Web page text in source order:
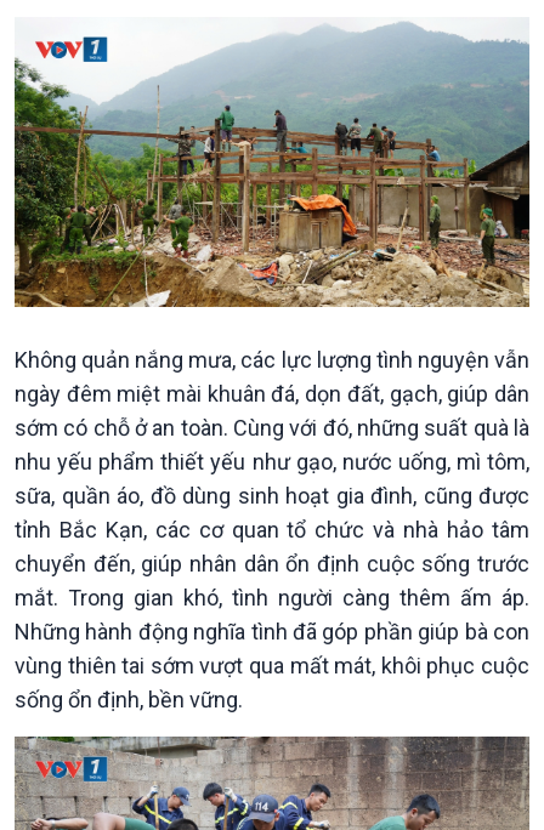
Nhận diện sự thật
Pháp luật và đời sống
Biên cương - Một dải vững
Tin Kinh tế
Trước giờ mở cửa
Dòng chảy Kinh tế
Sức sống hàng Việt
Khởi nghiệp
Tuyên chiến với gian lận
thương mại
Tin Nông nghiệp & Biển
đảo
Mùa vàng
Biển đảo Việt Nam
Tâm tình biên giới và hải
đảo
Tìm hiểu biển, đảo Việt
Nam
Không quản nắng mưa, các lực lượng tình nguyện vẫn
ngày đêm miệt mài khuân đá, dọn đất, gạch, giúp dân
sớm có chỗ ở an toàn. Cùng với đó, những suất quà là
nhu yếu phẩm thiết yếu như gạo, nước uống, mì tôm,
sữa, quần áo, đồ dùng sinh hoạt gia đình, cũng được
tỉnh Bắc Kạn, các cơ quan tổ chức và nhà hảo tâm
chuyển đến, giúp nhân dân ổn định cuộc sống trước
mắt. Trong gian khó, tình người càng thêm ấm áp.
Những hành động nghĩa tình đã góp phần giúp bà con
vùng thiên tai sớm vượt qua mất mát, khôi phục cuộc
sống ổn định, bền vững.